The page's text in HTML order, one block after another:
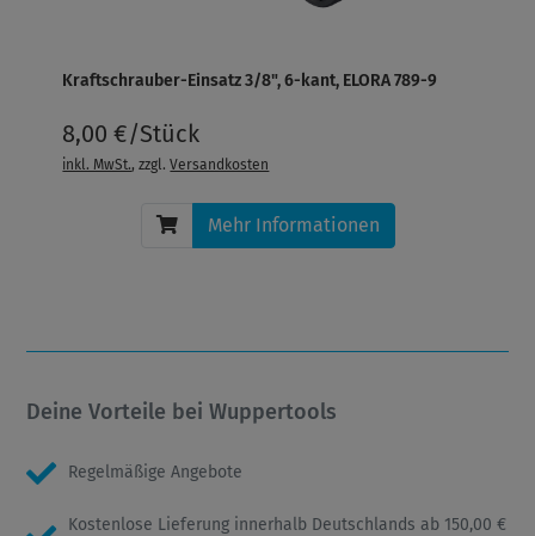
Kraftschrauber-Einsatz 3/8", 6-kant, ELORA 789-9
8,00 €/Stück
inkl. MwSt., zzgl.Versandkosten
Mehr Informationen
Deine Vorteile bei Wuppertools
Regelmäßige Angebote
Kostenlose Lieferung innerhalb Deutschlands ab 150,00 €